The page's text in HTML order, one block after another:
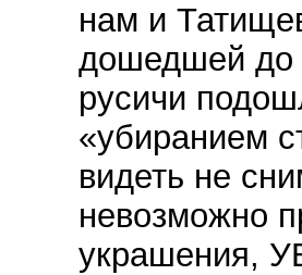
нам и
дошедшей до
русичи
«убиранием
видеть не
невозможно
украшения,